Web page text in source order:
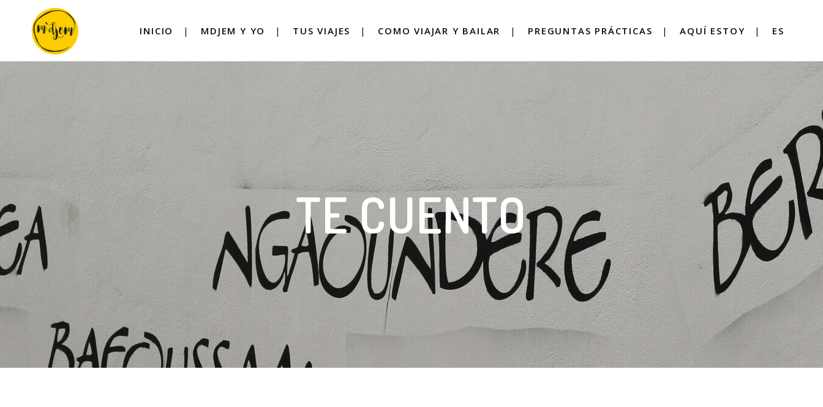
INICIO MDJEM Y YO TUS VIAJES COMO VIAJAR Y BAILAR PREGUNTAS PRÁCTICAS AQUÍ ESTOY ES
TE CUENTO